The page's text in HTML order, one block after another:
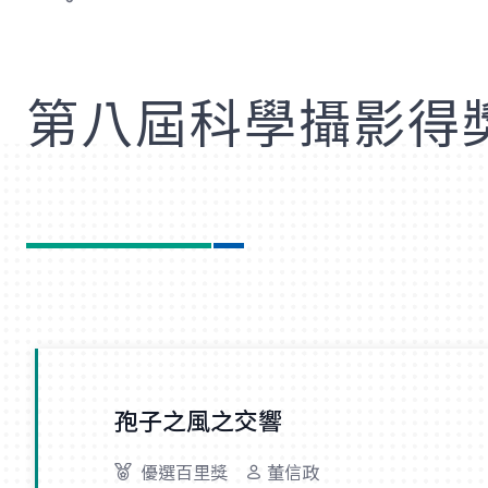
第八屆科學攝影得
孢子之風之交響
優選百里獎 董信政